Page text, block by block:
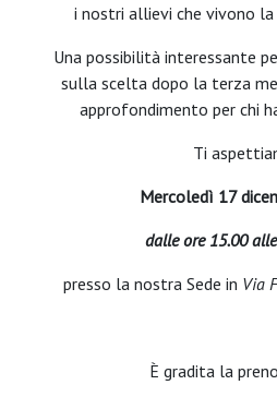
i nostri allievi che vivono la
Una possibilità interessante
sulla scelta dopo la terza
approfondimento per chi
Ti
Mercoledì 17
dalle ore 15.00
presso la nostra Sede in Via
È gradita la